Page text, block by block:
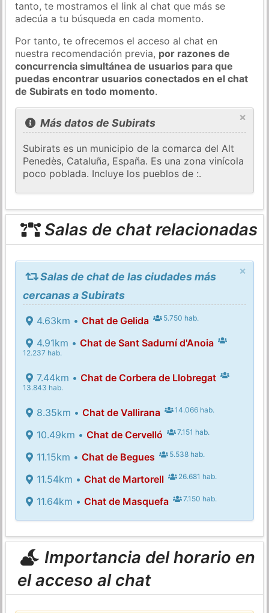
tanto, te mostramos el link al chat que más se
adecúa a tu búsqueda en cada momento.
Por tanto, te ofrecemos el acceso al chat en
nuestra recomendación previa, por razones de
concurrencia simultánea de usuarios para que
puedas encontrar usuarios conectados en el chat
de Subirats en todo momento.
×
Más datos de Subirats
Subirats es un municipio de la comarca del Alt
Penedès, Cataluña, España. Es una zona vinícola
poco poblada. Incluye los pueblos de :.
Salas de chat relacionadas
×
Salas de chat de las ciudades más
cercanas a Subirats
4.63km • Chat de Gelida 5.750 hab.
4.91km • Chat de Sant Sadurní d'Anoia
12.237 hab.
7.44km • Chat de Corbera de Llobregat
13.843 hab.
8.35km • Chat de Vallirana 14.066 hab.
10.49km • Chat de Cervelló 7.151 hab.
11.15km • Chat de Begues 5.538 hab.
11.54km • Chat de Martorell 26.681 hab.
11.64km • Chat de Masquefa 7.150 hab.
Importancia del horario en
el acceso al chat